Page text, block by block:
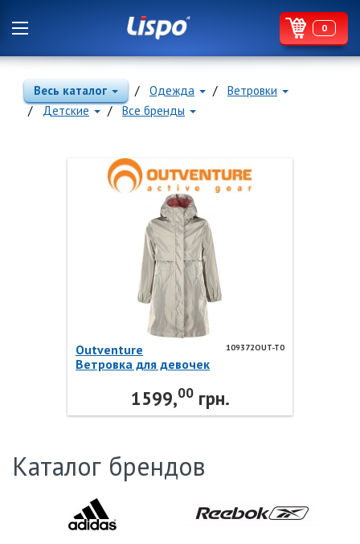
0
Весь каталог Одежда
Ветровки
Детские
Все бренды
109372OUT-T0
Outventure
Ветровка для девочек
1599,00грн.
Каталог брендов